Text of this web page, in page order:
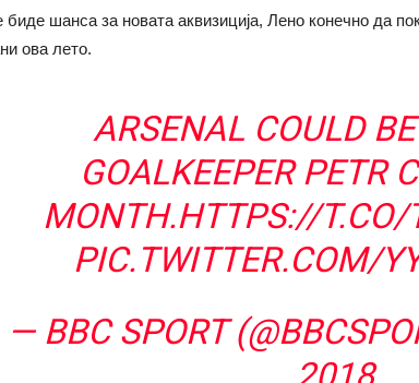
биде шанса за новата аквизиција, Лено конечно да
ова лето.
ARSENAL COULD
GOALKEEPER PETR
MONTH.HTTPS://T.CO/
PIC.TWITTER.COM/
— BBC SPORT